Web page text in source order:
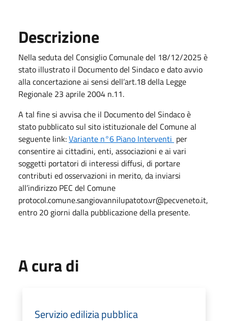
Descrizione
Nella seduta del Consiglio Comunale del 18/12/2025 è
stato illustrato il Documento del Sindaco e dato avvio
alla concertazione ai sensi dell’art.18 della Legge
Regionale 23 aprile 2004 n.11.
A tal fine si avvisa che il Documento del Sindaco è
stato pubblicato sul sito istituzionale del Comune al
seguente link:Variante n°6 Piano Interventi per
consentire ai cittadini, enti, associazioni e ai vari
soggetti portatori di interessi diffusi, di portare
contributi ed osservazioni in merito, da inviarsi
all’indirizzo PEC del Comune
protocol.comune.sangiovannilupatoto.vr@pecveneto.it,
entro 20 giorni dalla pubblicazione della presente.
A cura di
Servizio edilizia pubblica